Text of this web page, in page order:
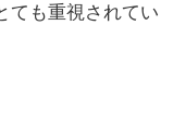
ても重視されてい